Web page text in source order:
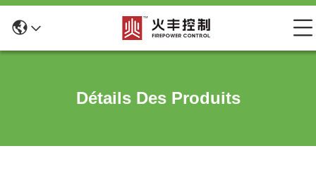
Détails Des Produits